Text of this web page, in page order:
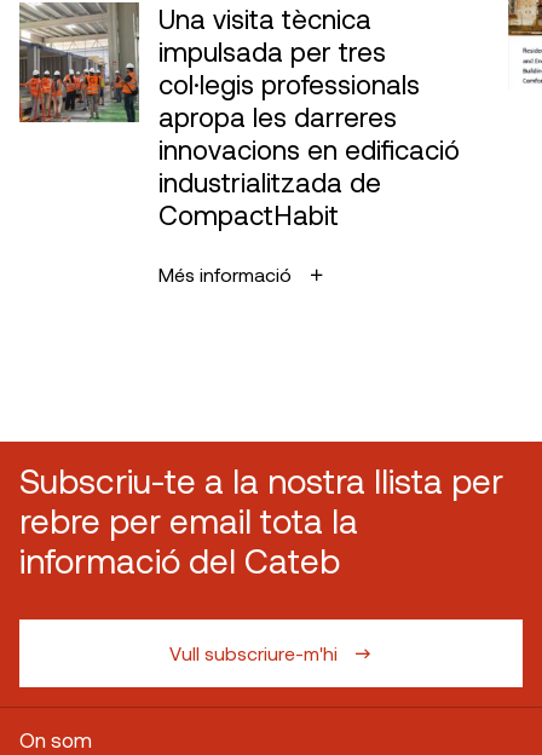
Una visita tècnica
impulsada per tres
col·legis professionals
apropa les darreres
innovacions en edificació
industrialitzada de
CompactHabit
Més informació
Subscriu-te a la nostra llista per
rebre per email tota la
informació del Cateb
Vull subscriure-m'hi
On som